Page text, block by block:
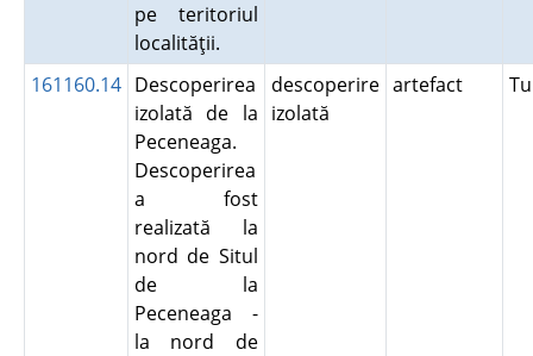
pe teritoriul
localităţii.
161160.14 Descoperirea
izolată de la
Peceneaga.
Descoperirea
a fost
realizată la
nord de Situl
de la
Peceneaga -
la nord de
descoperire
izolată
artefact